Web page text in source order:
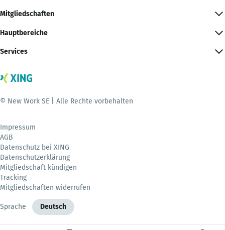
Mitgliedschaften
Hauptbereiche
Services
© New Work SE | Alle Rechte vorbehalten
Impressum
AGB
Datenschutz bei XING
Datenschutzerklärung
Mitgliedschaft kündigen
Tracking
Mitgliedschaften widerrufen
Sprache Deutsch